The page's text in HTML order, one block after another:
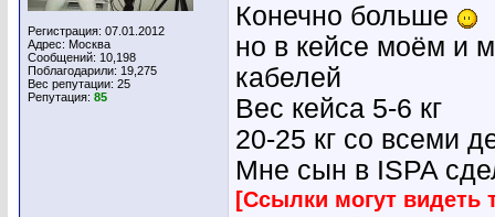
Регистрация: 07.01.2012
Адрес: Москва
Сообщений: 10,198
Поблагодарили: 19,275
Вес репутации: 25
Репутация: 85
Конечно больше
но в кейсе моём и
кабелей
Вес кейса 5-6 кг
20-25 кг со всеми
Мне сын в ISPA
[Ссылки могут видеть